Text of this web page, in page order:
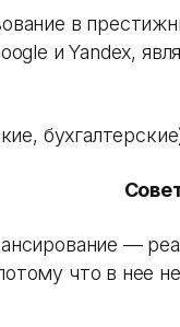
в
и Yandex,
—
что в нее